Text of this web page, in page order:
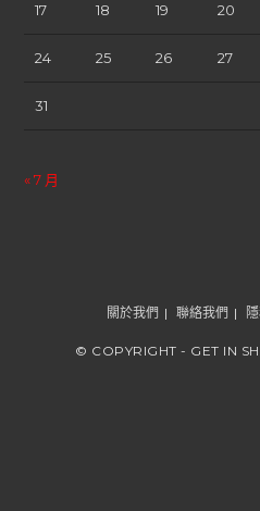
17 18 19 20
24 25 26 27
31
« 7 月
關於我們 聯絡我們
© COPYRIGHT - GET IN